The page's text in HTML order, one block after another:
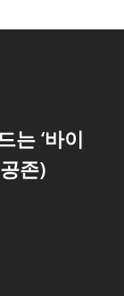
는 ‘바이
존)